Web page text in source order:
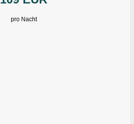
pro Nacht